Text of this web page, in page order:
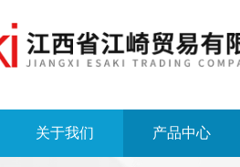
关于我们 产品中心